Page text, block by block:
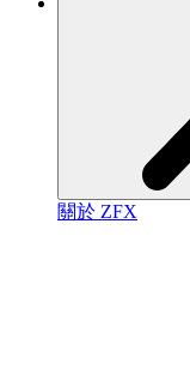
關於 ZFX